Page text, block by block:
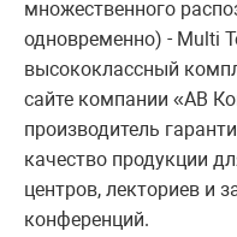
множественного
одновременно) - Multi
высококлассный
сайте компании «АВ
производитель
качество продукции
центров, лекториев и
конференций.